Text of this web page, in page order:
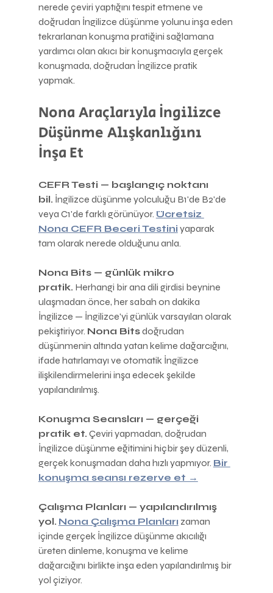
nerede çeviri yaptığını tespit etmene ve
doğrudan İngilizce düşünme yolunu inşa eden
tekrarlanan konuşma pratiğini sağlamana
yardımcı olan akıcı bir konuşmacıyla gerçek
konuşmada, doğrudan İngilizce pratik
yapmak.
Nona Araçlarıyla İngilizce
Düşünme Alışkanlığını
İnşa Et
CEFR Testi — başlangıç noktanı
bil. İngilizce düşünme yolculuğu B1'de B2'de
veya C1'de farklı görünüyor. Ücretsiz
Nona CEFR Beceri Testini yaparak
tam olarak nerede olduğunu anla.
Nona Bits — günlük mikro
pratik. Herhangi bir ana dili girdisi beynine
ulaşmadan önce, her sabah on dakika
İngilizce — İngilizce'yi günlük varsayılan olarak
pekiştiriyor. Nona Bits doğrudan
düşünmenin altında yatan kelime dağarcığını,
ifade hatırlamayı ve otomatik İngilizce
ilişkilendirmelerini inşa edecek şekilde
yapılandırılmış.
Konuşma Seansları — gerçeği
pratik et. Çeviri yapmadan, doğrudan
İngilizce düşünme eğitimini hiçbir şey düzenli,
gerçek konuşmadan daha hızlı yapmıyor. Bir
konuşma seansı rezerve et →
Çalışma Planları — yapılandırılmış
yol. Nona Çalışma Planları zaman
içinde gerçek İngilizce düşünme akıcılığı
üreten dinleme, konuşma ve kelime
dağarcığını birlikte inşa eden yapılandırılmış bir
yol çiziyor.